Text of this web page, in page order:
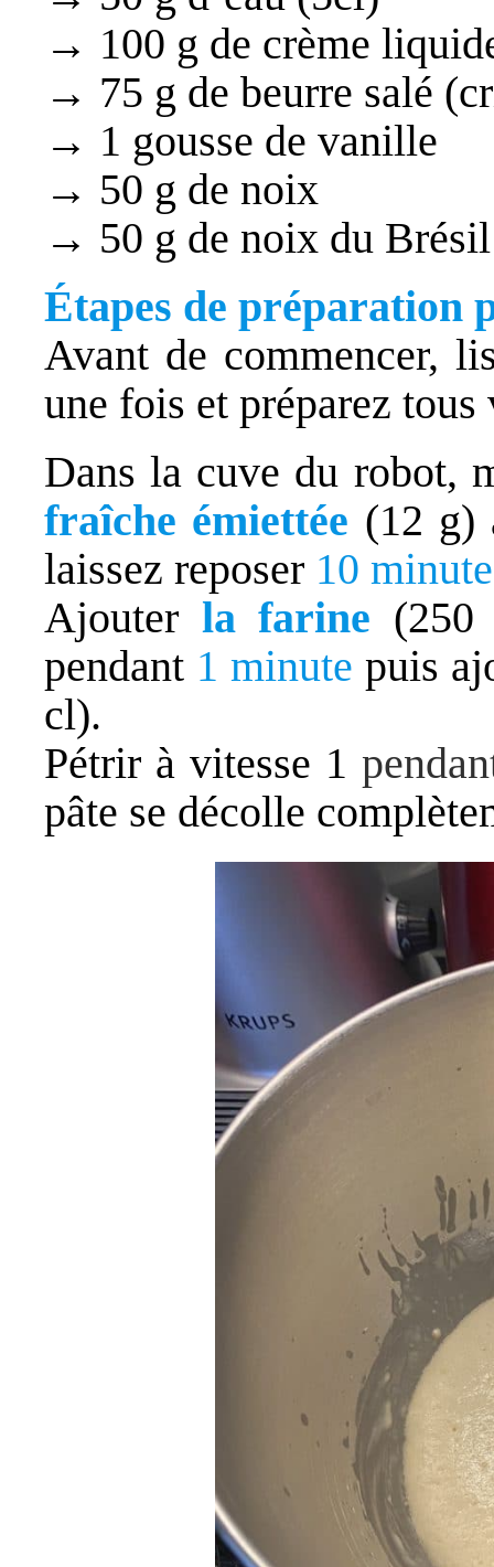
→ 100 g de crème
→ 75 g de beurre salé
→ 1 gousse de vanille
→ 50 g de noix
→ 50 g de noix du Brésil
Étapes de préparation
Avant de commencer,
une fois et préparez
Dans la cuve du robot,
fraîche émiettée (12 g)
laissez reposer 10
Ajouter la farine
pendant 1 minute puis
cl).
Pétrir à vitesse 1
pâte se décolle